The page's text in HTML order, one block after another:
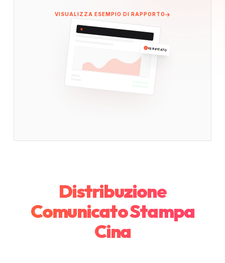
VISUALIZZA ESEMPIO DI RAPPORTO
VERIFICATO
Distribuzione
Comunicato Stampa
Cina